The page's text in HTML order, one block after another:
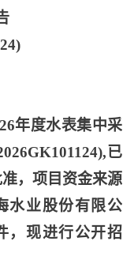
年度水表集中采
已
，项目资金来源
水业股份有限公
，现进行公开招